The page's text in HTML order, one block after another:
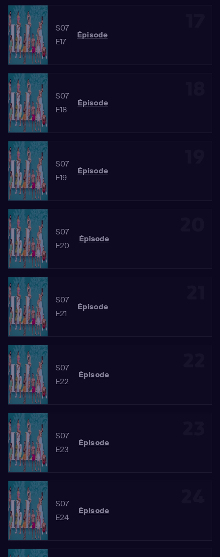
S07
E17
Épisode
S07
E18
Épisode
S07
E19
Épisode
S07
E20
Épisode
S07
E21
Épisode
S07
E22
Épisode
S07
E23
Épisode
S07
E24
Épisode